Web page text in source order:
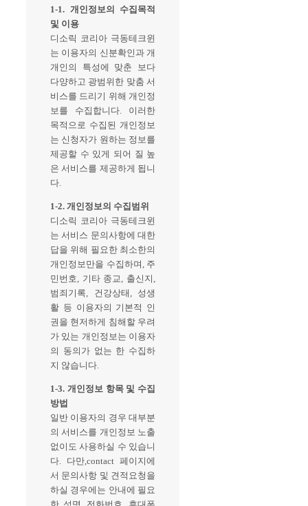
1-1. 개인정보의 수집목적
및 이용
디소릭 코리아 극동테크윈
는 이용자의 신분확인과 개
개인의 특성에 맞춘 보다
다양하고 광범위한 맞춤 서
비스를 드리기 위해 개인정
보를 수집합니다. 이러한
목적으로 수집된 개인정보
는 신청자가 원하는 정보를
제공할 수 있게 되어 질 높
은 서비스를 제공하게 됩니
다.
1-2. 개인정보의 수집범위
디소릭 코리아 극동테크윈
는 서비스 문의사항에 대한
답을 위해 필요한 최소한의
개인정보만을 수집하며, 주
민번호, 기타 종교, 출신지,
범죄기록, 건강상태, 성생
활 등 이용자의 기본적 인
권을 현저하게 침해할 우려
가 있는 개인정보는 이용자
의 동의가 없는 한 수집하
지 않습니다.
1-3. 개인정보 항목 및 수집
방법
일반 이용자의 경우 대부분
의 서비스를 개인정보 노출
없이도 사용하실 수 있습니
다. 다만,contact 페이지에
서 문의사항 및 견적요청을
하실 경우에는 안내에 필요